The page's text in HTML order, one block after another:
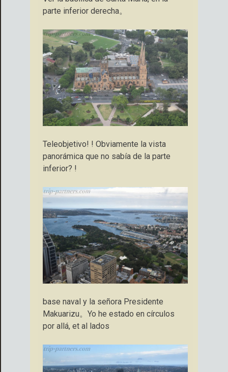
parte inferior derecha。
Teleobjetivo! ! Obviamente la vista
panorámica que no sabía de la parte
inferior? !
base naval y la señora Presidente
Makuarizu。Yo he estado en círculos
por allá, et al lados